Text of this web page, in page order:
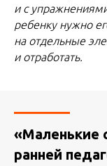
и с
ребенку нужно
на отдельные
и отработать.
«Маленькие
ранней